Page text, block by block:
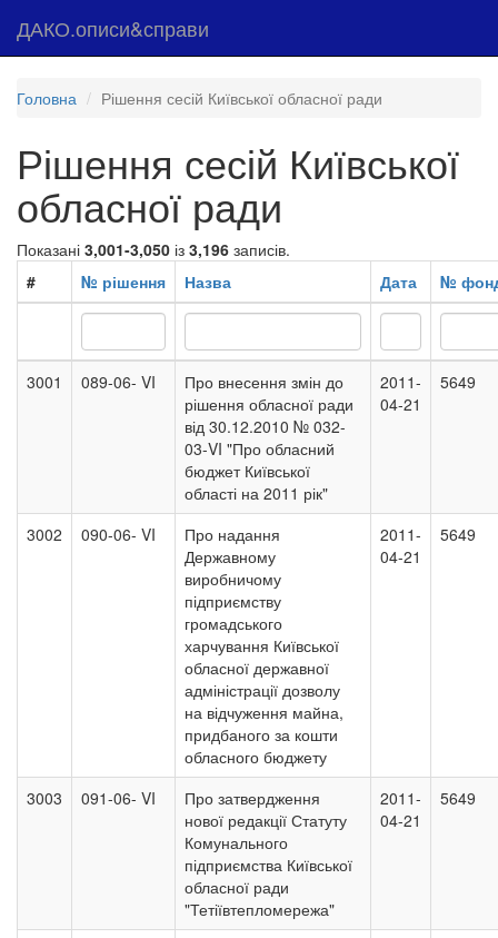
ДАКО.описи&справи
Головна Рішення сесій Київської обласної ради
Рішення сесій Київської
обласної ради
Показані 3,001-3,050 із 3,196 записів.
#
№ рішення Назва Дата №
3001 089-06- VI
Про внесення змін до
рішення обласної ради
від 30.12.2010 № 032-
03-VI "Про обласний
бюджет Київської
області на 2011 рік"
2011-
04-21
5649
3002 090-06- VI
Про надання
Державному
виробничому
підприємству
громадського
харчування Київської
обласної державної
адміністрації дозволу
на відчуження майна,
придбаного за кошти
обласного бюджету
2011-
04-21
5649
3003 091-06- VI
Про затвердження
нової редакції Статуту
Комунального
підприємства Київської
обласної ради
"Тетіївтепломережа"
2011-
04-21
5649